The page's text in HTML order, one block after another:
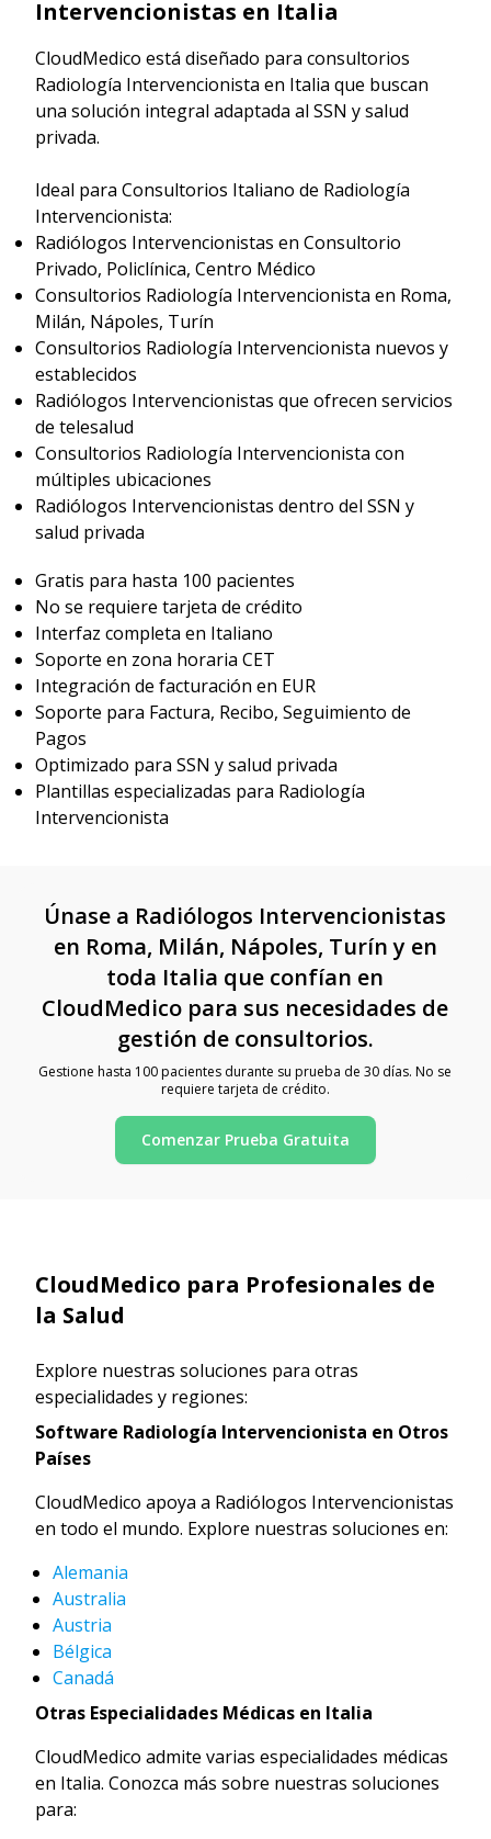
Intervencionistas en Italia
CloudMedico está diseñado para consultorios
Radiología Intervencionista en Italia que buscan
una solución integral adaptada al SSN y salud
privada.
Ideal para Consultorios Italiano de Radiología
Intervencionista:
Radiólogos Intervencionistas en Consultorio
Privado, Policlínica, Centro Médico
Consultorios Radiología Intervencionista en Roma,
Milán, Nápoles, Turín
Consultorios Radiología Intervencionista nuevos y
establecidos
Radiólogos Intervencionistas que ofrecen servicios
de telesalud
Consultorios Radiología Intervencionista con
múltiples ubicaciones
Radiólogos Intervencionistas dentro del SSN y
salud privada
Gratis para hasta 100 pacientes
No se requiere tarjeta de crédito
Interfaz completa en Italiano
Soporte en zona horaria CET
Integración de facturación en EUR
Soporte para Factura, Recibo, Seguimiento de
Pagos
Optimizado para SSN y salud privada
Plantillas especializadas para Radiología
Intervencionista
Únase a Radiólogos Intervencionistas
en Roma, Milán, Nápoles, Turín y en
toda Italia que confían en
CloudMedico para sus necesidades de
gestión de consultorios.
Gestione hasta 100 pacientes durante su prueba de 30 días. No se
requiere tarjeta de crédito.
Comenzar Prueba Gratuita
CloudMedico para Profesionales de
la Salud
Explore nuestras soluciones para otras
especialidades y regiones:
Software Radiología Intervencionista en Otros
Países
CloudMedico apoya a Radiólogos Intervencionistas
en todo el mundo. Explore nuestras soluciones en:
Alemania
Australia
Austria
Bélgica
Canadá
Otras Especialidades Médicas en Italia
CloudMedico admite varias especialidades médicas
en Italia. Conozca más sobre nuestras soluciones
para: